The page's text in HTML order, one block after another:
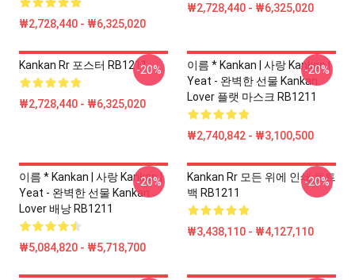
₩2,728,440 - ₩6,325,020
₩2,728,440 - ₩6,325,020
Kankan Rr 포스터 RB1211
₩2,728,440 - ₩6,325,020
-20%
이름 * Kankan | 사랑 Kankan |
Yeat - 완벽한 선물 Kankan
Lover 플랫 마스크 RB1211
₩2,740,842 - ₩3,100,500
-20%
이름 * Kankan | 사랑 Kankan |
Yeat - 완벽한 선물 Kankan
Lover 배낭 RB1211
₩5,084,820 - ₩5,718,700
-20%
Kankan Rr 모든 위에 인쇄 토트
백 RB1211
₩3,438,110 - ₩4,127,110
-20%